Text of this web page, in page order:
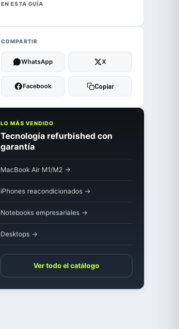
EN ESTA GUÍA
COMPARTIR
WhatsApp X
Facebook Copiar
LO MÁS VENDIDO
Tecnología refurbished con
garantía
MacBook Air M1/M2 →
iPhones reacondicionados →
Notebooks empresariales →
Desktops →
Ver todo el catálogo